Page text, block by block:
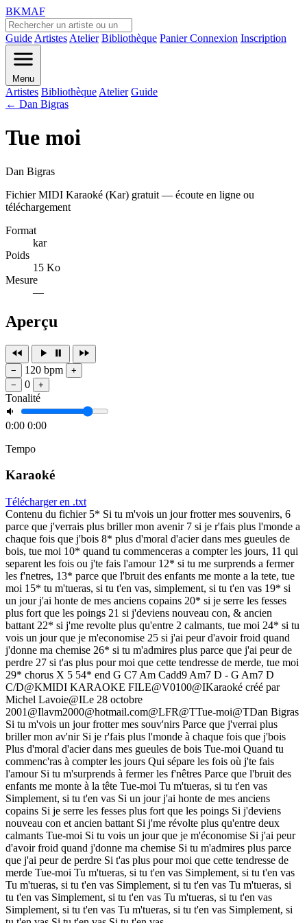
BKMAF
Guide Artistes Atelier Bibliothèque PanierConnexion Inscription
Menu
Artistes Bibliothèque Atelier Guide
← Dan Bigras
Tue moi
Dan Bigras
Fichier MIDI Karaoké (Kar) gratuit — écoute en ligne ou
téléchargement
Format
kar
Poids
15 Ko
Mesure
—
Aperçu
− 120 bpm
+
−
0 +
Tonalité
0:00 0:00
Tempo
Karaoké
Télécharger en .txt
Contenu du fichier 5* Si tu m'vois un jour frotter mes souvenirs, 6
parce que j'verrais plus briller mon avenir 7 si je r'fais plus l'monde a
chaque fois que j'bois 8* plus d'moral d'acier dans mes gueules de
bois, tue moi 10* quand tu commenceras a compter les jours, 11 qui
separent les fois ou j'te fais l'amour 12* si tu me surprends a fermer
les f'netres, 13* parce que l'bruit des enfants me monte a la tete, tue
moi 15* tu m'tueras, si tu t'en vas, simplement, si tu t'en vas 19* si
un jour j'ai honte de mes anciens copains 20* si je serre les fesses
plus fort que les poings 21 si j'deviens nouveau con, & ancien
battant 22* si j'me revolte plus qu'entre 2 calmants, tue moi 24* si tu
vois un jour que je m'economise 25 si j'ai peur d'avoir froid quand
j'donne ma chemise 26* si tu m'admires plus parce que j'ai peur de
perdre 27 si t'as plus pour moi que cette tendresse de merde, tue moi
29* chorus X 5 54* end G C7 Am Cadd9 Am7 D - G Am7 D
C/D@KMIDI KARAOKE FILE@V0100@IKaraoké créé par
Michel Lavoie@ILe 28 octobre
2001@Ilavm2000@hotmail.com@LFR@TTue-moi@TDan Bigras
Si tu m'vois un jour frotter mes souv'nirs Parce que j'verrai plus
briller mon av'nir Si je r'fais plus l'monde à chaque fois que j'bois
Plus d'moral d'acier dans mes gueules de bois Tue-moi Quand tu
commenc'ras à compter les jours Qui sépare les fois où j'te fais
l'amour Si tu m'surprends à fermer les f'nêtres Parce que l'bruit des
enfants me monte à la tête Tue-moi Tu m'tueras, si tu t'en vas
Simplement, si tu t'en vas Si un jour j'ai honte de mes anciens
copains Si je serre les fesses plus fort que les poings Si j'deviens
nouveau con et ancien battant Si j'me révolte plus qu'entre deux
calmants Tue-moi Si tu vois un jour que je m'économise Si j'ai peur
d'avoir froid quand j'donne ma chemise Si tu m'admires plus parce
que j'ai peur de perdre Si t'as plus pour moi que cette tendresse de
merde Tue-moi Tu m'tueras, si tu t'en vas Simplement, si tu t'en vas
Tu m'tueras, si tu t'en vas Simplement, si tu t'en vas Tu m'tueras, si
tu t'en vas Simplement, si tu t'en vas Tu m'tueras, si tu t'en vas
Simplement, si tu t'en vas Tu m'tueras, si tu t'en vas Simplement, si